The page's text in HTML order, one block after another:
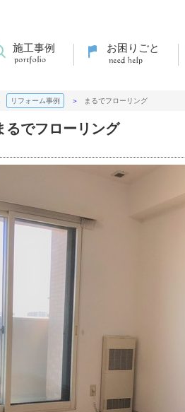
施工事例 お困りごと
リフォーム事例 まるでフローリング
るでフローリング